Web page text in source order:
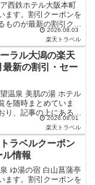
西鉄ホテル大阪本町
ます。割引クーポンを
ものが最新の割引クー
で使えるクー...2026.08.03
楽天トラベル
ラル大潟の楽天
最新の割引・セー
温泉 美肌の湯 ホテル
を随時まとめていま
、記事の上にあるも
旅館宿泊の...2026.08.01
楽天トラベル
ラベルクーポン
ル情報
ゆ湯の宿 白山菖蒲亭
ます。割引クーポンを